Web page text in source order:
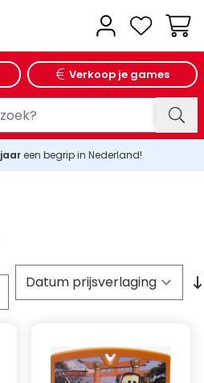
Verkoop je games
jaareen begrip in Nederland!
per pagina